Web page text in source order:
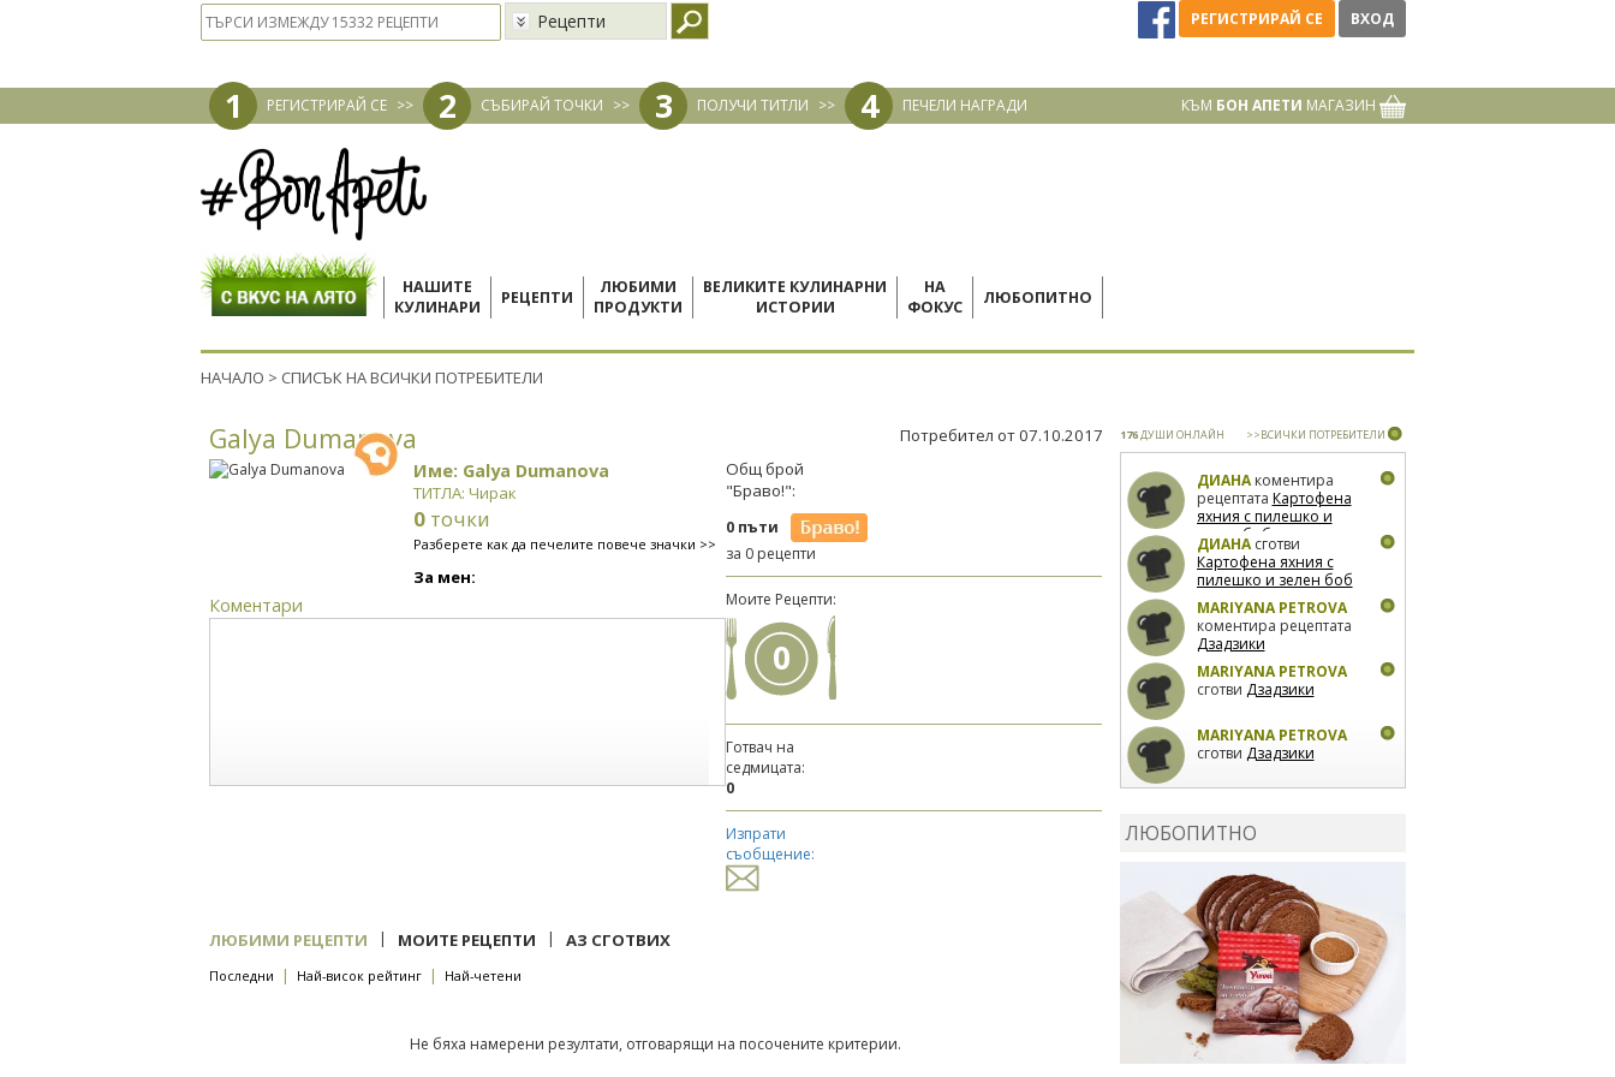
Рецепти РЕГИСТРИРАЙ СЕ ВХОД
1 РЕГИСТРИРАЙ СЕ >> 2 СЪБИРАЙ ТОЧКИ >> 3 ПОЛУЧИ ТИТЛИ >> 4 ПЕЧЕЛИ НАГРАДИ КЪМ БОН АПЕТИ МАГАЗИН
НАШИТЕ
КУЛИНАРИ
РЕЦЕПТИ
ЛЮБИМИ
ПРОДУКТИ
ВЕЛИКИТЕ КУЛИНАРНИ
ИСТОРИИ
НА
ФОКУС
ЛЮБОПИТНО
НАЧАЛО > СПИСЪК НА ВСИЧКИ ПОТРЕБИТЕЛИ
Galya Dumanova Потребител от 07.10.2017
Име: Galya Dumanova
ТИТЛА: Чирак
0 точки
Разберете как да печелите повече значки >>
За мен:
Коментари
Общ брой
"Браво!":
0 пъти
за 0 рецепти
Моите Рецепти:
0
Готвач на
седмицата:
0
Изпрати
съобщение:
ЛЮБИМИ РЕЦЕПТИ | МОИТЕ РЕЦЕПТИ | АЗ СГОТВИХ
Последни | Най-висок рейтинг | Най-четени
Не бяха намерени резултати, отговарящи на посочените критерии.
176ДУШИ ОНЛАЙН >>ВСИЧКИ ПОТРЕБИТЕЛИ
ДИАНАкоментира
рецептата Картофена
яхния с пилешко и
зелен боб
ДИАНАсготви
Картофена яхния с
пилешко и зелен боб
MARIYANA PETROVA
коментира рецептата
Дзадзики
MARIYANA PETROVA
сготви Дзадзики
MARIYANA PETROVA
сготви Дзадзики
фурна
рецептатаСвински
ребра с печени
картофи
ЛЮБОПИТНО